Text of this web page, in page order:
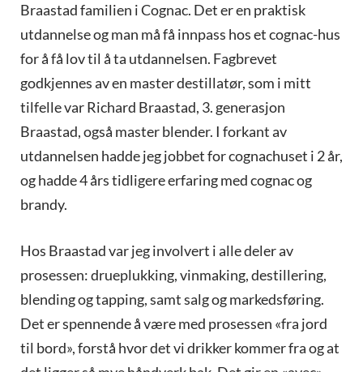
Braastad familien i Cognac. Det er en praktisk
utdannelse og man må få innpass hos et cognac-hus
for å få lov til å ta utdannelsen. Fagbrevet
godkjennes av en master destillatør, som i mitt
tilfelle var Richard Braastad, 3. generasjon
Braastad, også master blender. I forkant av
utdannelsen hadde jeg jobbet for cognachuset i 2 år,
og hadde 4 års tidligere erfaring med cognac og
brandy.
Hos Braastad var jeg involvert i alle deler av
prosessen: drueplukking, vinmaking, destillering,
blending og tapping, samt salg og markedsføring.
Det er spennende å være med prosessen «fra jord
til bord», forstå hvor det vi drikker kommer fra og at